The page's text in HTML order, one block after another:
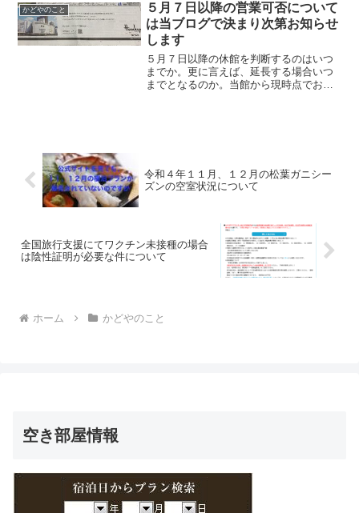
かどやのこと
５月７日以降の営業可否について
は当ブログで決まり次第お知らせ
します
５月７日以降の休館を判断するのはいつ
までか。更に言えば、延長する場合いつ
までとなるのか。当館から現時点でお知
令和４年１１月、１２月の松葉ガニシー
ズンの空室状況について
全国旅行支援にてワクチン未接種の場合
は陰性証明が必要な件について
ホーム かどやのこと
空き部屋情報